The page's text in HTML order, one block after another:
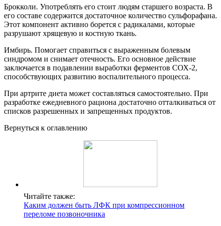
Брокколи. Употреблять его стоит людям старшего возраста. В
его составе содержится достаточное количество сульфорафана.
Этот компонент активно борется с радикалами, которые
разрушают хрящевую и костную ткань.
Имбирь. Помогает справиться с выраженным болевым
синдромом и снимает отечность. Его основное действие
заключается в подавлении выработки ферментов СОХ-2,
способствующих развитию воспалительного процесса.
При артрите диета может составляться самостоятельно. При
разработке ежедневного рациона достаточно отталкиваться от
списков разрешенных и запрещенных продуктов.
Вернуться к оглавлению
Читайте также:
Каким должен быть ЛФК при компрессионном
переломе позвоночника